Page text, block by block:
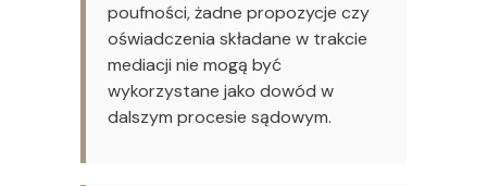
poufności, żadne propozycje czy
oświadczenia składane w trakcie
mediacji nie mogą być
wykorzystane jako dowód w
dalszym procesie sądowym.